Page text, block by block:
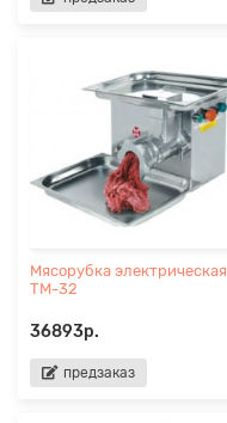
Мясорубка электрическая
ТМ-32
36893р.
предзаказ